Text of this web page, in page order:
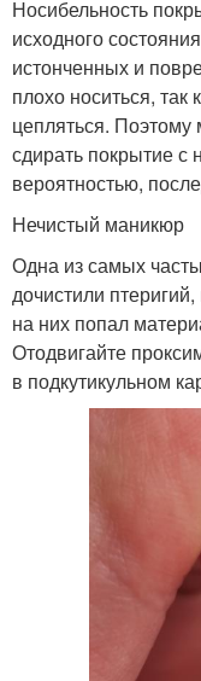
Носибельность
исходного
истонченных и
плохо носиться, так
цепляться. Поэтому
сдирать покрытие с
вероятностью,
Нечистый маникюр
Одна из самых
дочистили
на них попал
Отодвигайте
в подкутикульном